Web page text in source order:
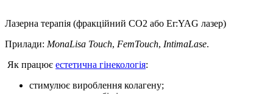
Лазерна терапія (фракційний СО2 або Er:YAG лазер)
Прилади: MonaLisa Touch, FemTouch, IntimaLase.
Як працює естетична гінекологія:
стимулює вироблення колагену;